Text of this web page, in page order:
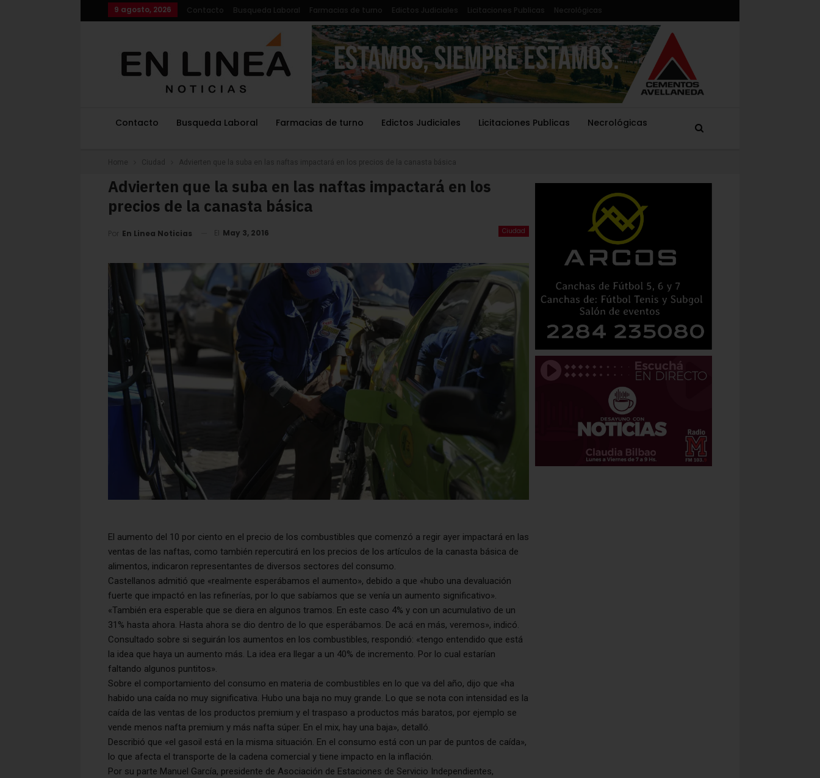
9 agosto, 2026 Contacto Busqueda Laboral Farmacias de turno Edictos Judiciales Licitaciones Publicas Necrológicas
Contacto Busqueda Laboral Farmacias de turno Edictos Judiciales Licitaciones Publicas Necrológicas
Home Ciudad Advierten que la suba en las naftas impactará en los precios de la canasta básica
Advierten que la suba en las naftas impactará en los
precios de la canasta básica
Ciudad
Por En Linea Noticias El May 3, 2016
El aumento del 10 por ciento en el precio de los combustibles que comenzó a regir ayer impactará en las
ventas de las naftas, como también repercutirá en los precios de los artículos de la canasta básica de
alimentos, indicaron representantes de diversos sectores del consumo.
Castellanos admitió que «realmente esperábamos el aumento», debido a que «hubo una devaluación
fuerte que impactó en las refinerías, por lo que sabíamos que se venía un aumento significativo».
«También era esperable que se diera en algunos tramos. En este caso 4% y con un acumulativo de un
31% hasta ahora. Hasta ahora se dio dentro de lo que esperábamos. De acá en más, veremos», indicó.
Consultado sobre si seguirán los aumentos en los combustibles, respondió: «tengo entendido que está
la idea que haya un aumento más. La idea era llegar a un 40% de incremento. Por lo cual estarían
faltando algunos puntitos».
Sobre el comportamiento del consumo en materia de combustibles en lo que va del año, dijo que «ha
habido una caída no muy significativa. Hubo una baja no muy grande. Lo que se nota con intensidad es la
caída de las ventas de los productos premium y el traspaso a productos más baratos, por ejemplo se
vende menos nafta premium y más nafta súper. En el mix, hay una baja», detalló.
Describió que «el gasoil está en la misma situación. En el consumo está con un par de puntos de caída»,
lo que afecta el transporte de la cadena comercial y tiene impacto en la inflación.
Por su parte Manuel García, presidente de Asociación de Estaciones de Servicio Independientes,